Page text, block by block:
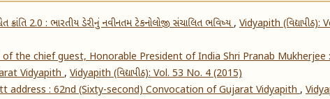
ક્રાંતિ 2.0 : ભારતીય ડેરીનું નવીનતમ ટેકનોલોજી સંચાલિત ભવિષ્ય, Vidyapith (વિદ્યાપીઠ):
the chief guest, Honorable President of India Shri Pranab Mukherjee :
Vidyapith, Vidyapith (વિદ્યાપીઠ): Vol. 53 No. 4 (2015)
address : 62nd (Sixty-second) Convocation of Gujarat Vidyapith,